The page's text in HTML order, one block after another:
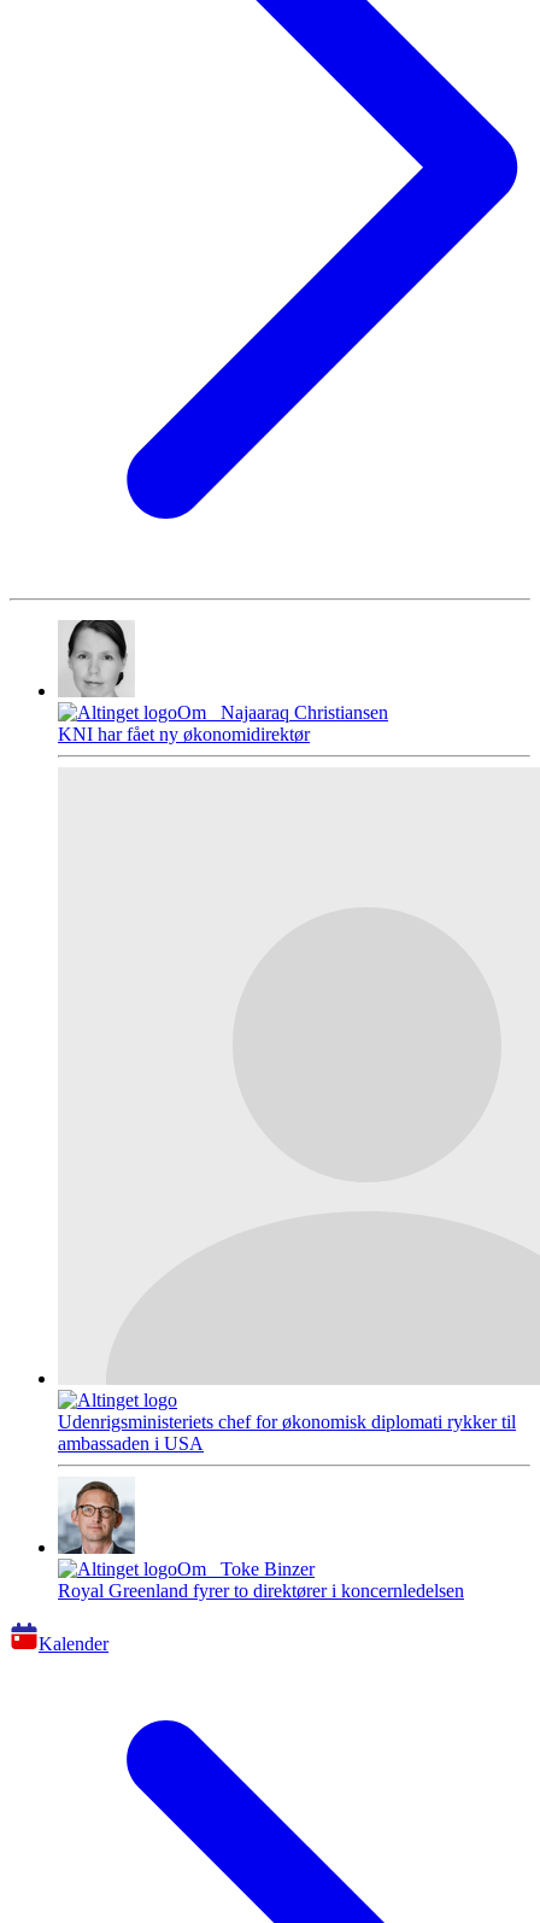
Om
Najaaraq Christiansen
KNI har fået ny økonomidirektør
Udenrigsministeriets chef for økonomisk diplomati rykker til
ambassaden i USA
Om
Toke Binzer
Royal Greenland fyrer to direktører i koncernledelsen
Kalender